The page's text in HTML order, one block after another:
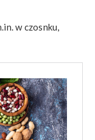
w czosnku,